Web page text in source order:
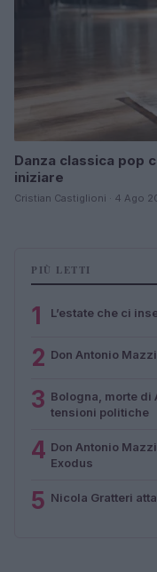
Danza classica pop
iniziare
Cristian Castiglioni · 4 Ago
PIÙ LETTI
1 L’estate che ci
2 Don Antonio
3 Bologna, morte di
tensioni politiche
4 Don Antonio
Exodus
5 Nicola Gratteri